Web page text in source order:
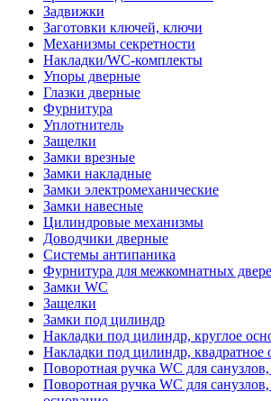
Задвижки
Заготовки ключей, ключи
Механизмы секретности
Накладки/WC-комплекты
Упоры дверные
Глазки дверные
Фурнитура
Уплотнитель
Защелки
Замки врезные
Замки накладные
Замки электромеханические
Замки навесные
Цилиндровые механизмы
Доводчики дверные
Системы антипаника
Фурнитура для межкомнатных
Замки WC
Защелки
Замки под цилиндр
Накладки под цилиндр, круглое
Накладки под цилиндр, квадратное
Поворотная ручка WC для
Поворотная ручка WC для